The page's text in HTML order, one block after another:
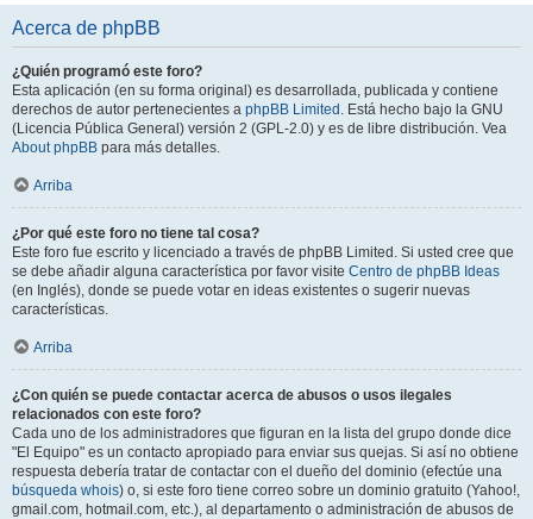
Acerca de phpBB
¿Quién programó este foro?
Esta aplicación (en su forma original) es desarrollada, publicada y contiene
derechos de autor pertenecientes a phpBB Limited . Está hecho bajo la GNU
(Licencia Pública General) versión 2 (GPL-2.0) y es de libre distribución. Vea
About phpBB para más detalles.
Arriba
¿Por qué este foro no tiene tal cosa?
Este foro fue escrito y licenciado a través de phpBB Limited. Si usted cree que
se debe añadir alguna característica por favor visite Centro de phpBB Ideas
(en Inglés), donde se puede votar en ideas existentes o sugerir nuevas
características.
Arriba
¿Con quién se puede contactar acerca de abusos o usos ilegales
relacionados con este foro?
Cada uno de los administradores que figuran en la lista del grupo donde dice
"El Equipo" es un contacto apropiado para enviar sus quejas. Si así no obtiene
respuesta debería tratar de contactar con el dueño del dominio (efectúe una
búsqueda whois) o, si este foro tiene correo sobre un dominio gratuito (Yahoo!,
gmail.com, hotmail.com, etc.), al departamento o administración de abusos de